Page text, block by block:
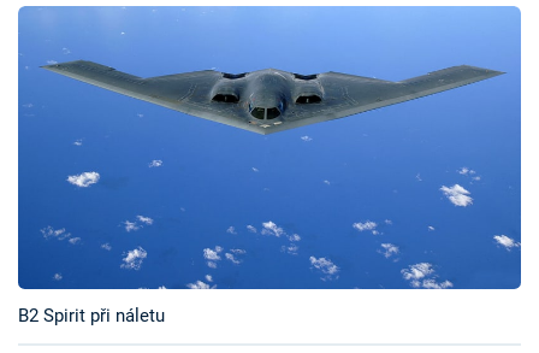
Témata
TV Program
Časopis
Sledujte prima+
B2 Spirit při náletu